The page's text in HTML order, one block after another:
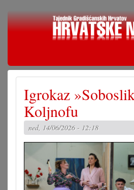
Skoči
Igrokaz
Koljnofu
ned, 14/06/2026 - 12:18